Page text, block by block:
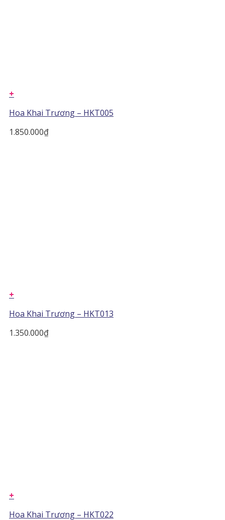
+
Hoa Khai Trương – HKT005
1.850.000₫
+
Hoa Khai Trương – HKT013
1.350.000₫
+
Hoa Khai Trương – HKT022